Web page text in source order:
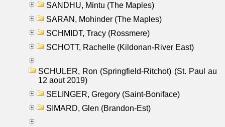
SANDHU, Mintu (The Maples)
SARAN, Mohinder (The Maples)
SCHMIDT, Tracy (Rossmere)
SCHOTT, Rachelle (Kildonan-River East)
SCHULER, Ron (Springfield-Ritchot) (St. Paul au
12 aout 2019)
SELINGER, Gregory (Saint-Boniface)
SIMARD, Glen (Brandon-Est)